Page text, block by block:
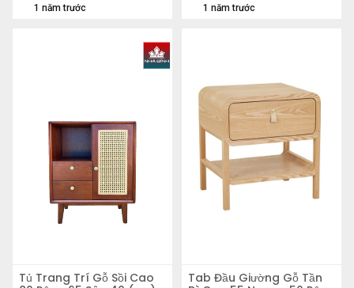
1 năm trước 1 năm trước
Tủ Trang Trí Gỗ Sồi Cao
Tab Đầu Giường Gỗ Tần